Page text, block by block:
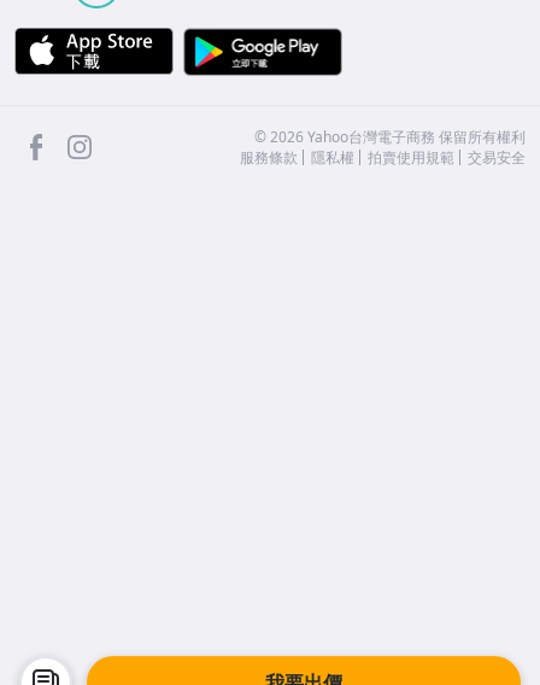
APP Store
facebook ©2026 Yahoo台灣電子商務 保留所有權利
服務條款
隱私權 拍賣使用規範 交易安全